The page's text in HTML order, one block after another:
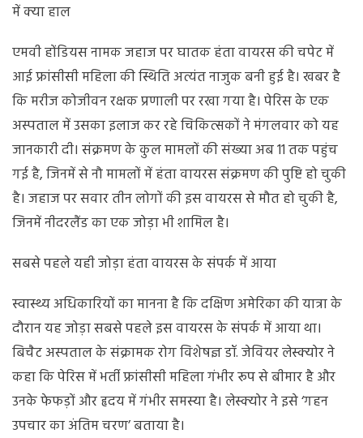
में क्या हाल
एमवी होंडियस नामक जहाज पर घातक हंता वायरस की चपेट में
आई फ्रांसीसी महिला की स्थिति अत्यंत नाजुक बनी हुई है। खबर है
कि मरीज कोजीवन रक्षक प्रणाली पर रखा गया है। पेरिस के एक
अस्पताल में उसका इलाज कर रहे चिकित्सकों ने मंगलवार को यह
जानकारी दी। संक्रमण के कुल मामलों की संख्या अब 11 तक पहुंच
गई है, जिनमें से नौ मामलों में हंता वायरस संक्रमण की पुष्टि हो चुकी
है। जहाज पर सवार तीन लोगों की इस वायरस से मौत हो चुकी है,
जिनमें नीदरलैंड का एक जोड़ा भी शामिल है।
सबसे पहले यही जोड़ा हंता वायरस के संपर्क में आया
स्वास्थ्य अधिकारियों का मानना है कि दक्षिण अमेरिका की यात्रा के
दौरान यह जोड़ा सबसे पहले इस वायरस के संपर्क में आया था।
बिचैट अस्पताल के संक्रामक रोग विशेषज्ञ डॉ. जेवियर लेस्क्योर ने
कहा कि पेरिस में भर्ती फ्रांसीसी महिला गंभीर रूप से बीमार है और
उनके फेफड़ों और हृदय में गंभीर समस्या है। लेस्क्योर ने इसे ‘गहन
उपचार का अंतिम चरण’ बताया है।